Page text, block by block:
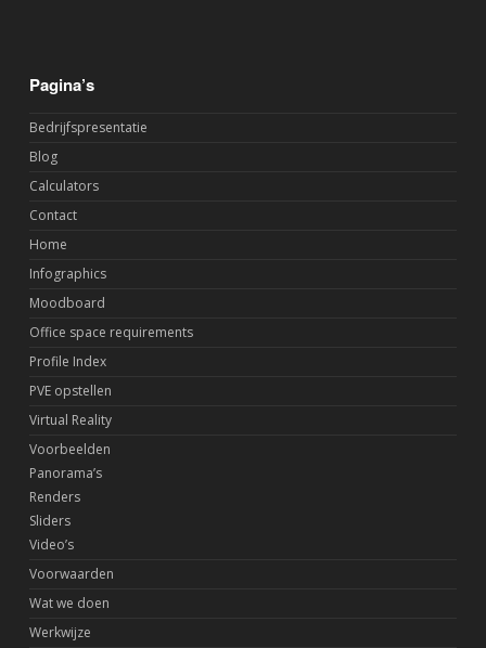
Pagina’s
Bedrijfspresentatie
Blog
Calculators
Contact
Home
Infographics
Moodboard
Office space requirements
Profile Index
PVE opstellen
Virtual Reality
Voorbeelden
Panorama’s
Renders
Sliders
Video’s
Voorwaarden
Wat we doen
Werkwijze